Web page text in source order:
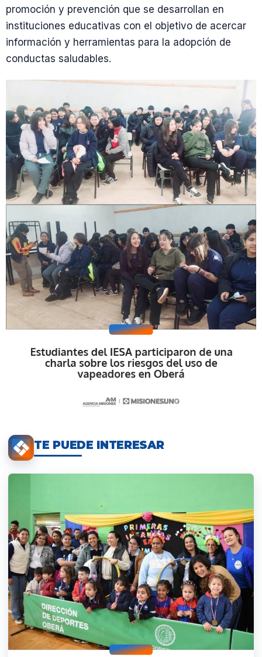
promoción y prevención que se desarrollan en
instituciones educativas con el objetivo de acercar
información y herramientas para la adopción de
conductas saludables.
TE PUEDE INTERESAR